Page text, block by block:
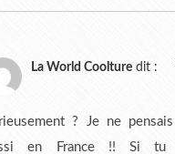
La World Coolture dit :
? Je ne
en France !! Si tu